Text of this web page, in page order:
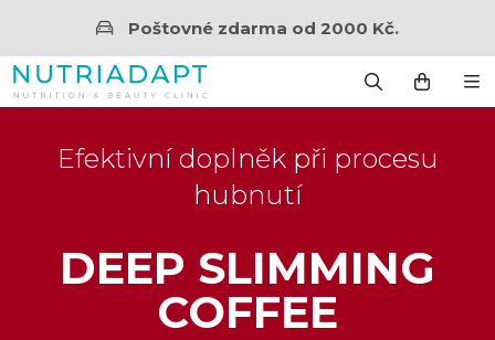
Poštovné zdarma od 2000 Kč.
Efektivní doplněk při procesu
hubnutí
DEEP SLIMMING
COFFEE